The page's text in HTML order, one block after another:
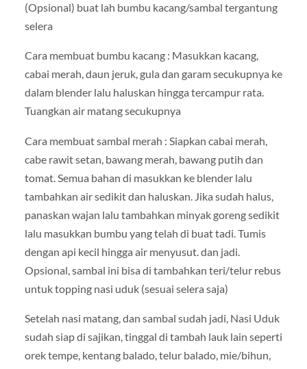
(Opsional) buat lah bumbu kacang/sambal tergantung
selera
Cara membuat bumbu kacang : Masukkan kacang,
cabai merah, daun jeruk, gula dan garam secukupnya ke
dalam blender lalu haluskan hingga tercampur rata.
Tuangkan air matang secukupnya
Cara membuat sambal merah : Siapkan cabai merah,
cabe rawit setan, bawang merah, bawang putih dan
tomat. Semua bahan di masukkan ke blender lalu
tambahkan air sedikit dan haluskan. Jika sudah halus,
panaskan wajan lalu tambahkan minyak goreng sedikit
lalu masukkan bumbu yang telah di buat tadi. Tumis
dengan api kecil hingga air menyusut. dan jadi.
Opsional, sambal ini bisa di tambahkan teri/telur rebus
untuk topping nasi uduk (sesuai selera saja)
Setelah nasi matang, dan sambal sudah jadi, Nasi Uduk
sudah siap di sajikan, tinggal di tambah lauk lain seperti
orek tempe, kentang balado, telur balado, mie/bihun,